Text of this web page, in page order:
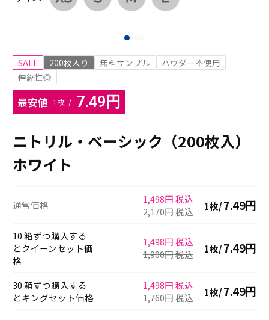
SALE 200枚入り 無料サンプル
パウダー不使用
伸縮性◎
最安値 1枚 / 7.49円
ニトリル・ベーシック（200枚入）
ホワイト
通常価格
1,498円 税込
2,170円税込 1枚/7.49円
10箱ずつ購入する
とクイーンセット価
格
1,498円 税込
1,900円税込 1枚/7.49円
30箱ずつ購入する
とキングセット価格
1,498円 税込
1,760円税込 1枚/7.49円